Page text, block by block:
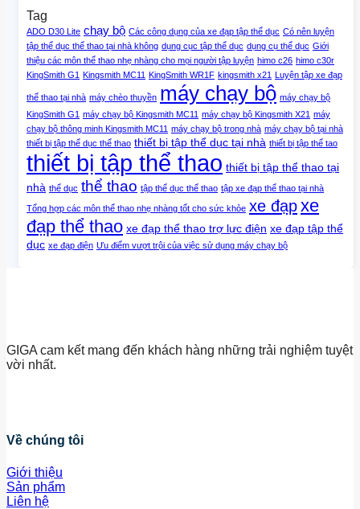
Tag
ADO D30 Lite chạy bộ Các công dụng của xe đạp tập thể dục Có nên luyện
tập thể dục thể thao tại nhà không dụng cục tập thể dục dụng cụ thể dục Giới
thiệu các môn thể thao nhẹ nhàng cho mọi người tập luyện himo c26 himo c30r
KingSmith G1 Kingsmith MC11 KingSmith WR1F kingsmith x21 Luyện tập xe đạp
thể thao tại nhà máy chèo thuyền máy chạy bộ máy chạy bộ
KingSmith G1 máy chạy bộ Kingsmith MC11 máy chạy bộ Kingsmith X21 máy
chạy bộ thông minh Kingsmith MC11 máy chạy bộ trong nhà máy chạy bộ tại nhà
thiết bị tập thể dục thể thao thiết bị tập thể dục tại nhà thiết bị tập thể tao
thiết bị tập thể thao thiết bị tập thể thao tại
nhà thể dục thể thao tập thể dục thể thao tập xe đạp thể thao tại nhà
Tổng hợp các môn thể thao nhẹ nhàng tốt cho sức khỏe xe đạpxe
đạp thể thao xe đạp thể thao trợ lực điện xe đạp tập thể
dục xe đạp điện Ưu điểm vượt trội của việc sử dụng máy chạy bộ
GIGA cam kết mang đến khách hàng những trải nghiệm tuyệt
vời nhất.
Về chúng tôi
Giới thiệu
Sản phẩm
Liên hệ